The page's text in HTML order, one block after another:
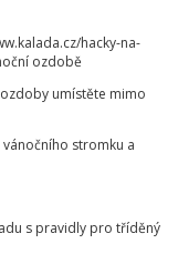
hacky-na-
ozdobě
umístěte mimo
stromku a
s pravidly pro tříděný